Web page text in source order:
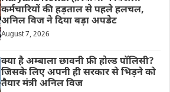
कर्मचारियों की हड़ताल से पहले हलचल,
अनिल विज ने दिया बड़ा अपडेट
August 7, 2026
क्या है अम्बाला छावनी फ्री होल्ड पॉलिसी?
जिसके लिए अपनी ही सरकार से भिड़ने को
तैयार मंत्री अनिल विज